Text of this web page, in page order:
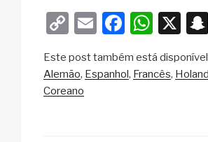
C
p
y
E
ail
F
c
W
at
X
Este post também está
Alemão Espanhol Francês
Coreano